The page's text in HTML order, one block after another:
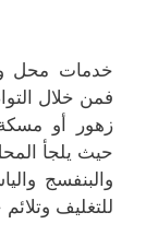
خدمات محل
فمن خلال
زهور أو
حيث يلجأ
والبنفسج
للتغليف